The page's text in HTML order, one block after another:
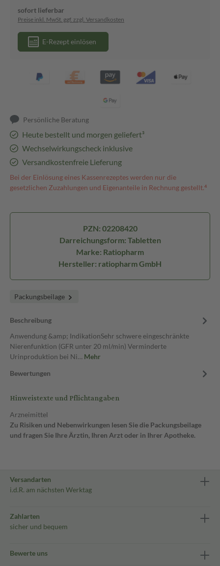
sofort lieferbar
Preise inkl. MwSt. ggf. zzgl. Versandkosten
E-Rezept einlösen
Persönliche Beratung
Heute bestellt und morgen geliefert³
Wechselwirkungscheck inklusive
Versandkostenfreie Lieferung
Bei der Einlösung eines Kassenrezeptes werden nur die
gesetzlichen Zuzahlungen und Eigenanteile in Rechnung gestellt.⁴
PZN: 02208420
Darreichungsform: Tabletten
Marke: Ratiopharm
Hersteller: ratiopharm GmbH
Packungsbeilage
Beschreibung
Anwendung &amp; IndikationSehr schwere eingeschränkte
Nierenfunktion (GFR unter 20 ml/min) Verminderte
Urinproduktion bei Ni… Mehr
Bewertungen
Hinweistexte und Pflichtangaben
Arzneimittel
Zu Risiken und Nebenwirkungen lesen Sie die Packungsbeilage
und fragen Sie Ihre Ärztin, Ihren Arzt oder in Ihrer Apotheke.
Versandarten
i.d.R. am nächsten Werktag
Zahlarten
sicher und bequem
Bewerte uns